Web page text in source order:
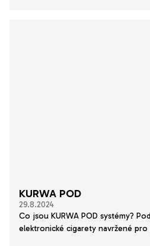
KURWA POD
29.8.2024
Co jsou KURWA POD systémy?
elektronické cigarety navržené